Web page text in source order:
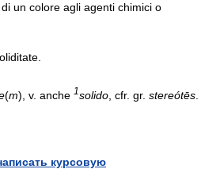
un colore agli agenti chimici o
(m), v. anche 1solido , cfr. gr. stereótēs
курсовую